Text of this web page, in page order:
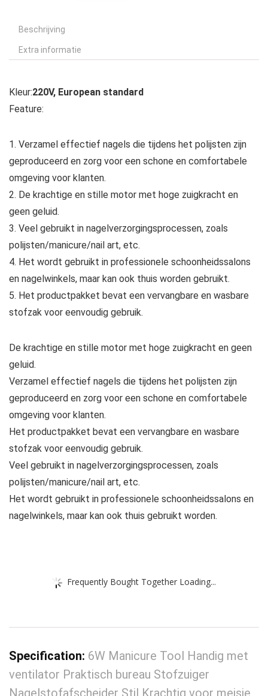
Beschrijving
Extra informatie
Kleur:220V, European standard
Feature:
1. Verzamel effectief nagels die tijdens het polijsten zijn
geproduceerd en zorg voor een schone en comfortabele
omgeving voor klanten.
2. De krachtige en stille motor met hoge zuigkracht en
geen geluid.
3. Veel gebruikt in nagelverzorgingsprocessen, zoals
polijsten/manicure/nail art, etc.
4. Het wordt gebruikt in professionele schoonheidssalons
en nagelwinkels, maar kan ook thuis worden gebruikt.
5. Het productpakket bevat een vervangbare en wasbare
stofzak voor eenvoudig gebruik.
De krachtige en stille motor met hoge zuigkracht en geen
geluid.
Verzamel effectief nagels die tijdens het polijsten zijn
geproduceerd en zorg voor een schone en comfortabele
omgeving voor klanten.
Het productpakket bevat een vervangbare en wasbare
stofzak voor eenvoudig gebruik.
Veel gebruikt in nagelverzorgingsprocessen, zoals
polijsten/manicure/nail art, etc.
Het wordt gebruikt in professionele schoonheidssalons en
nagelwinkels, maar kan ook thuis gebruikt worden.
Frequently Bought Together Loading...
Specification: 6W Manicure Tool Handig met
ventilator Praktisch bureau Stofzuiger